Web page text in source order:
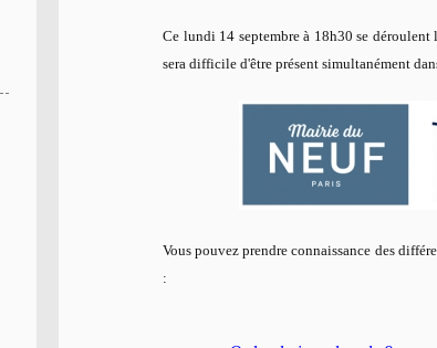
Ce lundi 14 septembre à 18h30 se déroulent
sera difficile d'être présent simultanément
Vous pouvez prendre connaissance des
: